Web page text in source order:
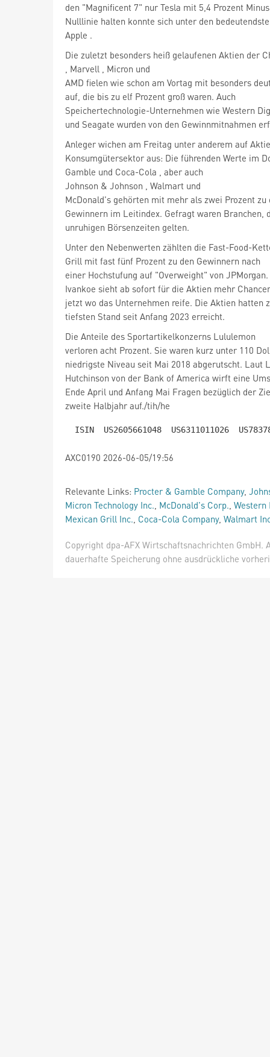
den "Magnificent 7" nur Tesla mit 5,4 Prozent
Nulllinie halten konnte sich unter den
Apple .
, Marvell , Micron und
AMD fielen wie schon am Vortag mit besonders
auf, die bis zu elf Prozent groß waren. Auch
Speichertechnologie-Unternehmen wie Western
und Seagate wurden von den Gewinnmitnahmen
Anleger wichen am Freitag unter anderem auf
Konsumgütersektor aus: Die führenden Werte im
Gamble und Coca-Cola , aber auch
Johnson & Johnson , Walmart und
McDonald's gehörten mit mehr als zwei Prozent zu
Gewinnern im Leitindex. Gefragt waren Branchen,
unruhigen Börsenzeiten gelten.
Unter den Nebenwerten zählten die Fast-Food-
Grill mit fast fünf Prozent zu den Gewinnern nach
einer Hochstufung auf "Overweight" von
Ivankoe sieht ab sofort für die Aktien mehr
jetzt wo das Unternehmen reife. Die Aktien hatten
tiefsten Stand seit Anfang 2023 erreicht.
Die Anteile des Sportartikelkonzerns Lululemon
verloren acht Prozent. Sie waren kurz unter 110
niedrigste Niveau seit Mai 2018 abgerutscht. Laut
Hutchinson von der Bank of America wirft eine
Ende April und Anfang Mai Fragen bezüglich der
zweite Halbjahr auf./tih/he
AXC0190 2026-06-05/19:56
Relevante Links: Procter & Gamble Company,
Micron Technology Inc., McDonald's Corp., Western
Mexican Grill Inc., Coca-Cola Company, Walmart
Copyright dpa-AFX Wirtschaftsnachrichten
dauerhafte Speicherung ohne ausdrückliche